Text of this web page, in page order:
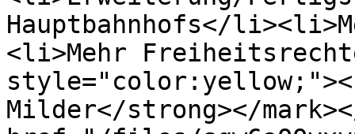
Hauptbahnhofs</
<li>Mehr
Milder</strong></